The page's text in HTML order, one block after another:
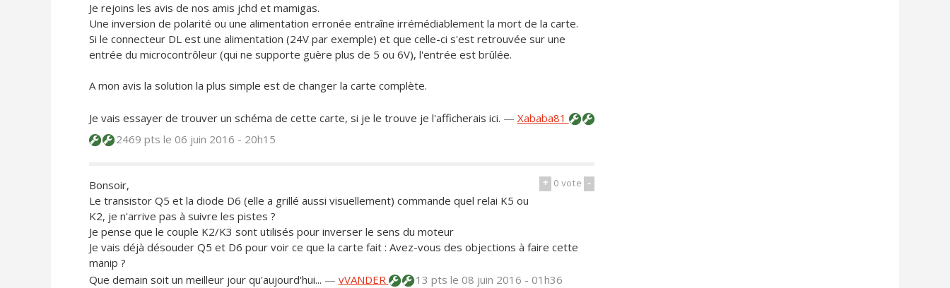
Je rejoins les avis de nos amis jchd et mamigas.
Une inversion de polarité ou une alimentation erronée entraîne irrémédiablement la mort de la carte.
Si le connecteur DL est une alimentation (24V par exemple) et que celle-ci s'est retrouvée sur une
entrée du microcontrôleur (qui ne supporte guère plus de 5 ou 6V), l'entrée est brûlée.
A mon avis la solution la plus simple est de changer la carte complète.
Je vais essayer de trouver un schéma de cette carte, si je le trouve je l'afficherais ici. — Xababa81
2469 pts le 06 juin 2016 - 20h15
+ 0vote -
Bonsoir,
Le transistor Q5 et la diode D6 (elle a grillé aussi visuellement) commande quel relai K5 ou
K2, je n'arrive pas à suivre les pistes ?
Je pense que le couple K2/K3 sont utilisés pour inverser le sens du moteur
Je vais déjà désouder Q5 et D6 pour voir ce que la carte fait : Avez-vous des objections à faire cette
manip ?
Que demain soit un meilleur jour qu'aujourd'hui... — vVANDER 13 pts le 08 juin 2016 - 01h36